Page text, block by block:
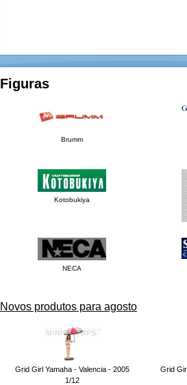
Figuras
Brumm
Kotobukiya
NECA
Novos produtos para agosto
Grid Girl Yamaha - Valencia - 2005
1/12
Grid